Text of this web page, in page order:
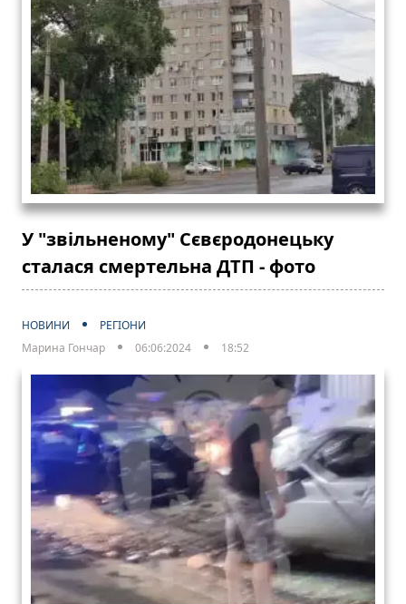
У "звільненому" Сєвєродонецьку
сталася смертельна ДТП - фото
НОВИНИ
РЕГІОНИ
Марина Гончар
06:06:2024 18:52